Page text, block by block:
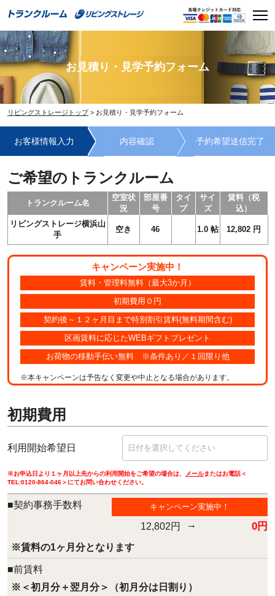
content
お見積り・見学予約フォーム
リビングストレージトップ> お見積り・見学予約フォーム
お客様情報入力 内容確認 予約希望送信完了
ご希望のトランクルーム
トランクルーム名
空室状
況
部屋番
号
タイ
プ
サイ
ズ
賃料（税
込）
リビングストレージ横浜山
手
空き 46 1.0 帖 12,802 円
キャンペーン実施中！
賃料・管理料無料（最大3か月）
初期費用０円
契約後～１２ヶ月目まで特別割引賃料(無料期間含む)
区画賃料に応じたWEBギフトプレゼント
お荷物の移動手伝い無料 ※条件あり／１回限り他
※本キャンペーンは予告なく変更や中止となる場合があります。
初期費用
利用開始希望日
※お申込日より１ヶ月以上先からの利用開始をご希望の場合は、 メールまたはお電話＜
TEL:0120-864-046＞にてお問い合わせください。
■契約事務手数料 キャンペーン実施中！
12,802円 → 0円
※賃料の1ヶ月分となります
■前賃料
※＜初月分＋翌月分＞（初月分は日割り）